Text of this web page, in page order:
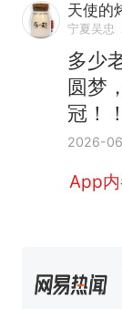
天使的
宁夏吴忠
多少
圆梦
冠！！
2026-
App